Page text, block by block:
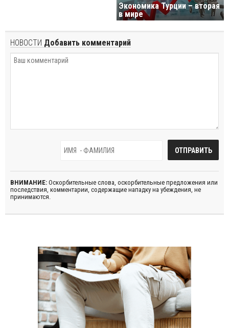
Экономика Турции – вторая
в мире
НОВОСТИ Добавить комментарий
ВНИМАНИЕ: Оскорбительные слова, оскорбительные предложения или
последствия, комментарии, содержащие нападку на убеждения, не
принимаются.